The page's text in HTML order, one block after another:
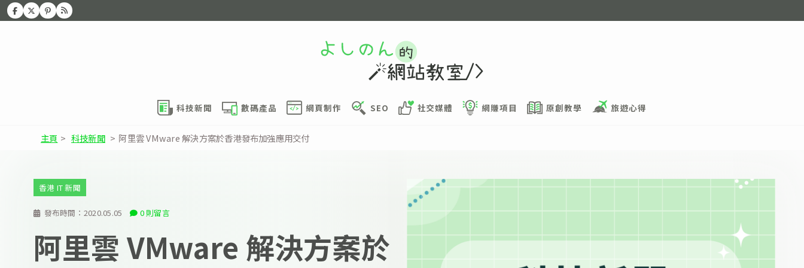
科技新聞 數碼產品 網頁制作 SEO 社交媒體 網賺項目 原創教學 旅遊心得
主頁 > 科技新聞 > 阿里雲 VMware 解決方案於香港發布加強應用交付
發布時間： 2020.05.05 0 則留言
香港 IT 新聞
阿里雲 VMware 解決方案於